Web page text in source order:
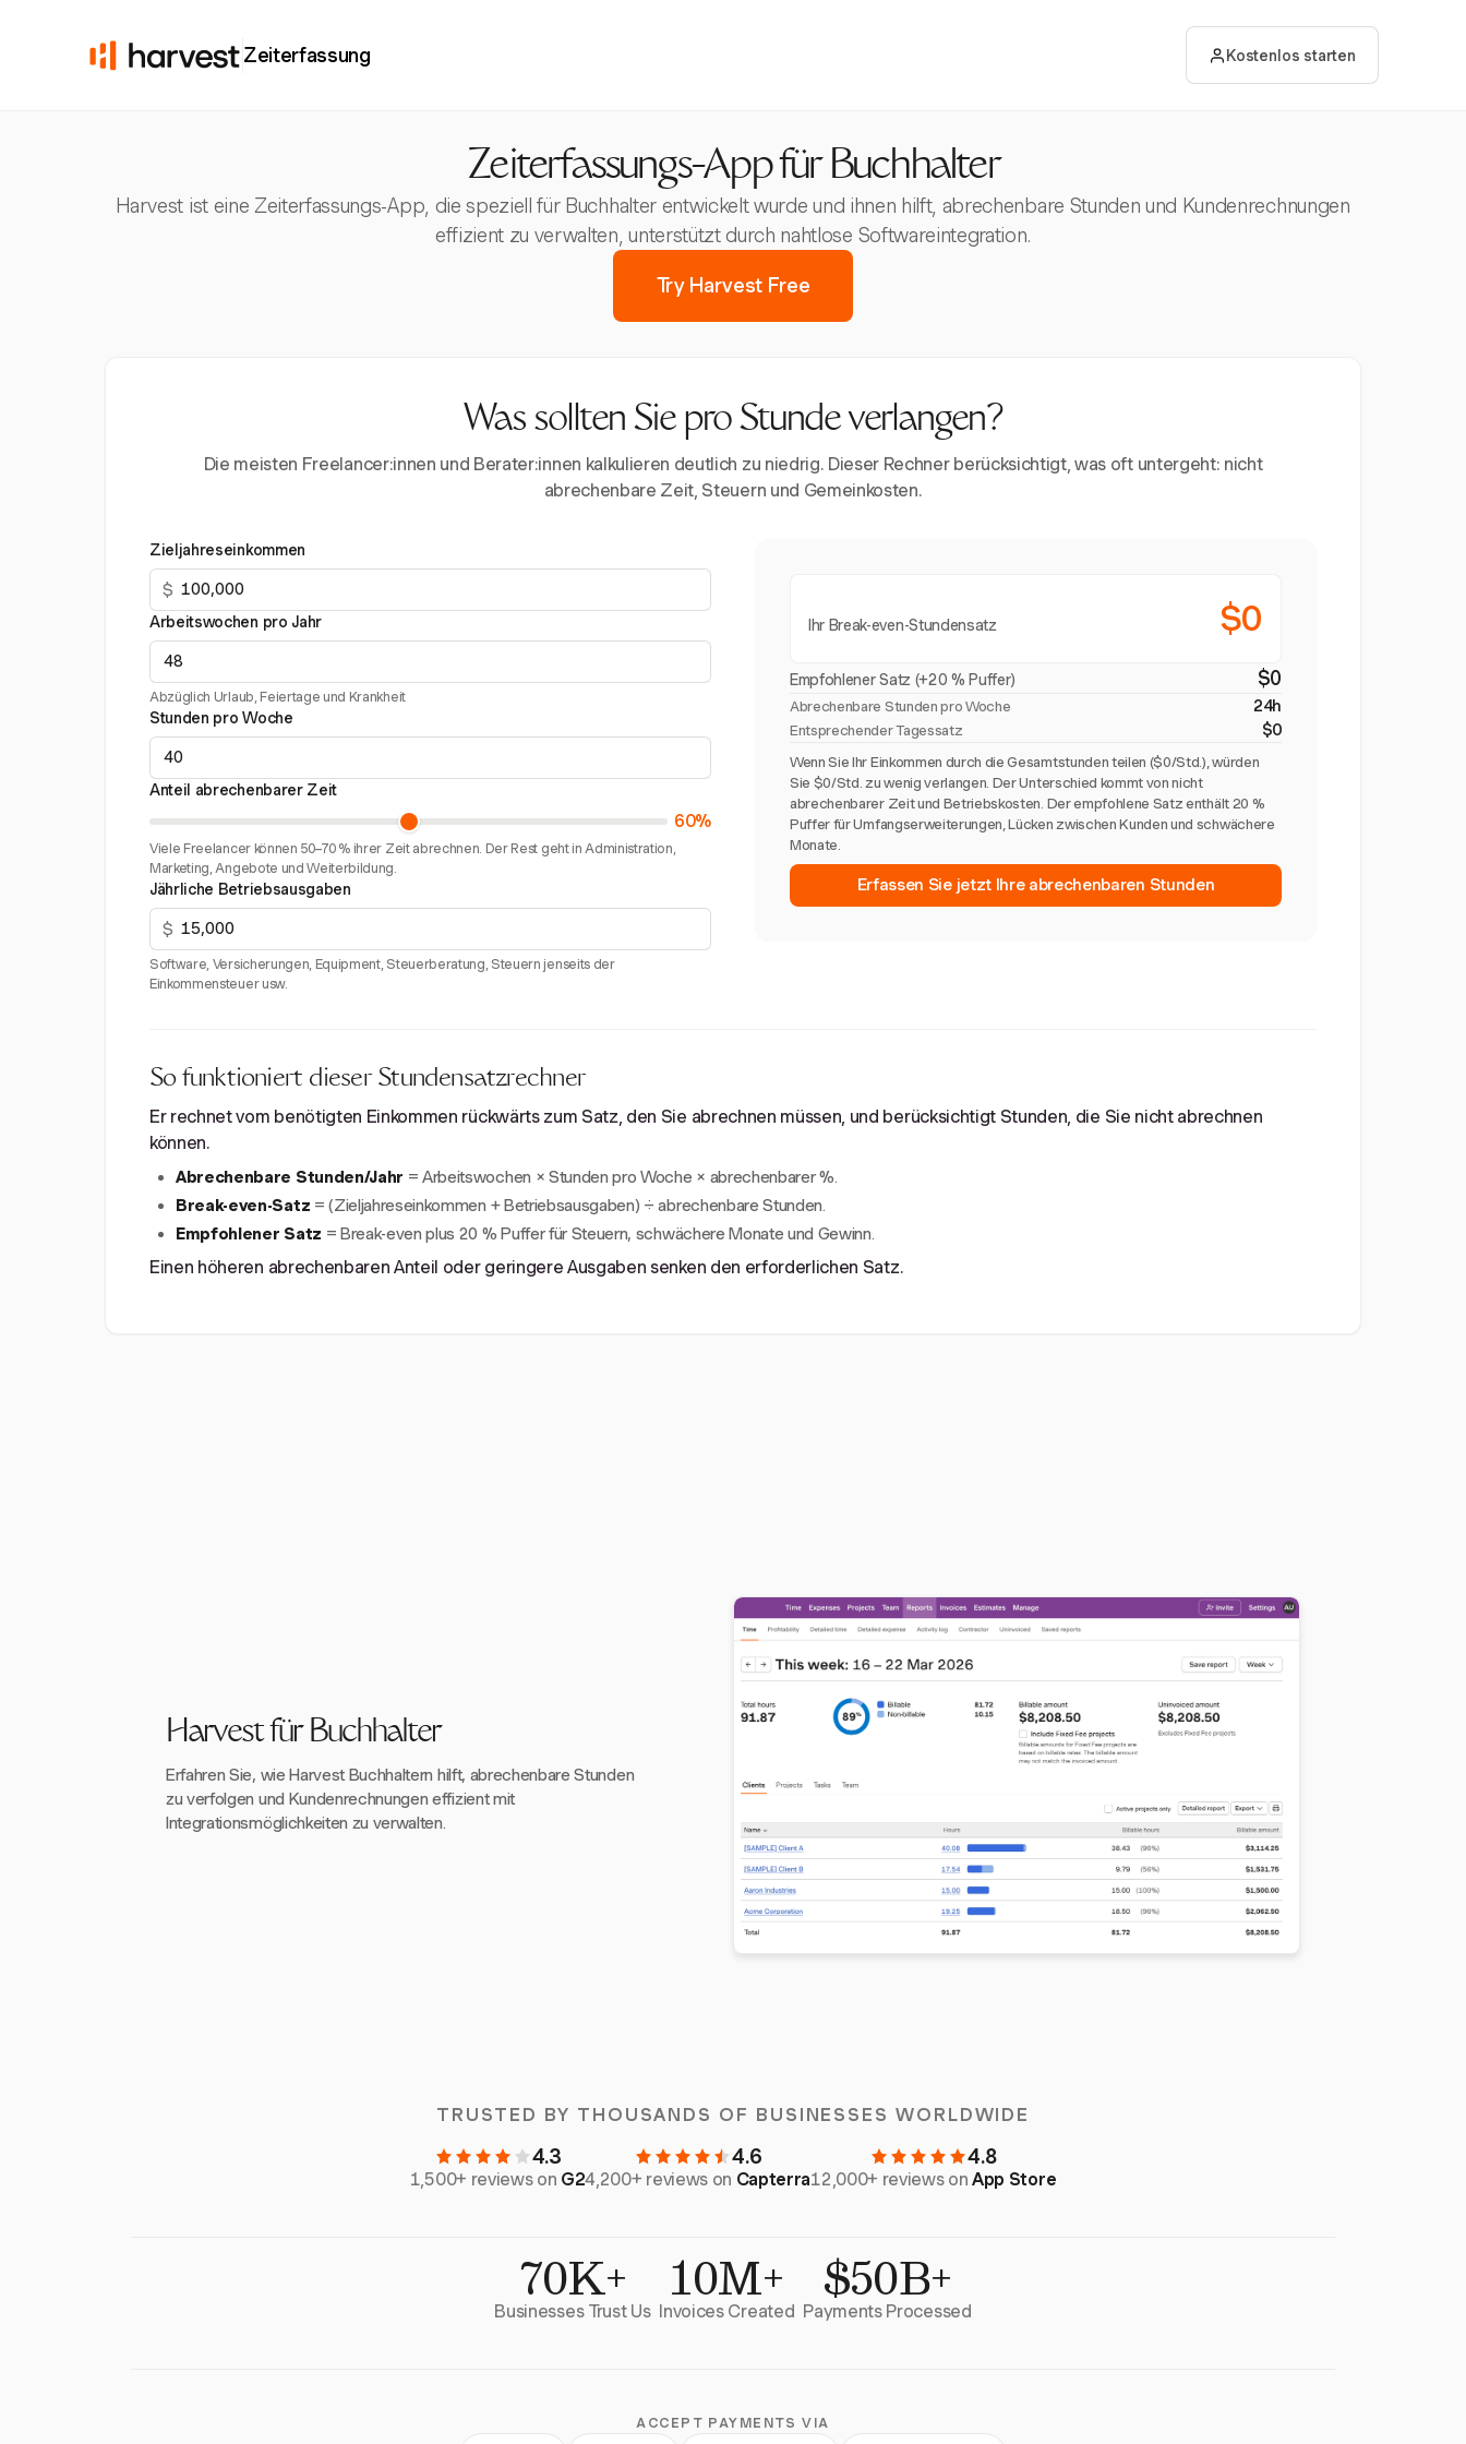
Zeiterfassung Kostenlos starten
Zeiterfassungs-App für Buchhalter
Harvest ist eine Zeiterfassungs-App, die speziell für Buchhalter entwickelt wurde und ihnen hilft, abrechenbare Stunden und Kundenrechnungen
effizient zu verwalten, unterstützt durch nahtlose Softwareintegration.
Try Harvest Free
Was sollten Sie pro Stunde verlangen?
Die meisten Freelancer:innen und Berater:innen kalkulieren deutlich zu niedrig. Dieser Rechner berücksichtigt, was oft untergeht: nicht
abrechenbare Zeit, Steuern und Gemeinkosten.
Zieljahreseinkommen
$
Arbeitswochen pro Jahr
Abzüglich Urlaub, Feiertage und Krankheit
Stunden pro Woche
Anteil abrechenbarer Zeit
60%
Viele Freelancer können 50–70 % ihrer Zeit abrechnen. Der Rest geht in Administration,
Marketing, Angebote und Weiterbildung.
Jährliche Betriebsausgaben
$
Software, Versicherungen, Equipment, Steuerberatung, Steuern jenseits der
Einkommensteuer usw.
Ihr Break-even-Stundensatz $0
Empfohlener Satz (+20 % Puffer) $0
Abrechenbare Stunden pro Woche 24h
Entsprechender Tagessatz $0
Wenn Sie Ihr Einkommen durch die Gesamtstunden teilen ($0/Std.), würden
Sie $0/Std. zu wenig verlangen. Der Unterschied kommt von nicht
abrechenbarer Zeit und Betriebskosten. Der empfohlene Satz enthält 20 %
Puffer für Umfangserweiterungen, Lücken zwischen Kunden und schwächere
Monate.
Erfassen Sie jetzt Ihre abrechenbaren Stunden
So funktioniert dieser Stundensatzrechner
Er rechnet vom benötigten Einkommen rückwärts zum Satz, den Sie abrechnen müssen, und berücksichtigt Stunden, die Sie nicht abrechnen
können.
Abrechenbare Stunden/Jahr = Arbeitswochen × Stunden pro Woche × abrechenbarer %.
Break-even-Satz = (Zieljahreseinkommen + Betriebsausgaben) ÷ abrechenbare Stunden.
Empfohlener Satz = Break-even plus 20 % Puffer für Steuern, schwächere Monate und Gewinn.
Einen höheren abrechenbaren Anteil oder geringere Ausgaben senken den erforderlichen Satz.
Harvest für Buchhalter
Erfahren Sie, wie Harvest Buchhaltern hilft, abrechenbare Stunden
zu verfolgen und Kundenrechnungen effizient mit
Integrationsmöglichkeiten zu verwalten.
TRUSTED BY THOUSANDS OF BUSINESSES WORLDWIDE
4.3
1,500+ reviews on G2
4.6
4,200+ reviews on Capterra
4.8
12,000+ reviews onApp Store
70K+
Businesses Trust Us 10M+
Invoices Created $50B+
Payments Processed
ACCEPT PAYMENTS VIA